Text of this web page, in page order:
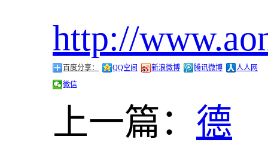
http://
百度分享： QQ空间 新浪微博 腾讯微博
人人网
微信
上一篇： 德